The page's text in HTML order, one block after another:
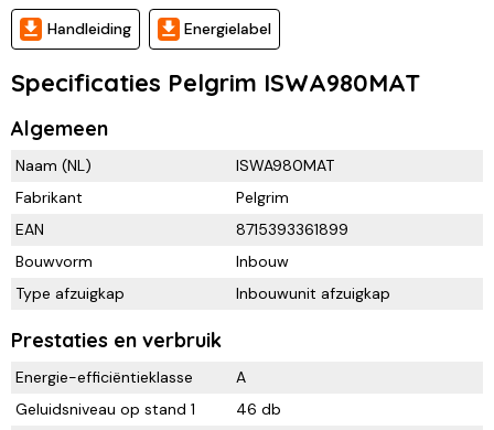
Handleiding Energielabel
Specificaties Pelgrim ISWA980MAT
Algemeen
Naam (NL)
ISWA980MAT
Fabrikant
Pelgrim
EAN
8715393361899
Bouwvorm
Inbouw
Type afzuigkap
Inbouwunit afzuigkap
Prestaties en verbruik
Energie-efficiëntieklasse
A
Geluidsniveau op stand 1
46 db